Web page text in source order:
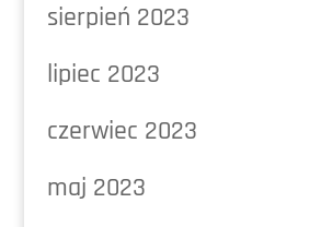
sierpień 2023
lipiec 2023
czerwiec 2023
maj 2023